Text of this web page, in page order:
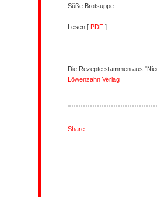
Süße Brotsuppe
Lesen [ PDF ]
Die Rezepte stammen aus
Löwenzahn Verlag
Share